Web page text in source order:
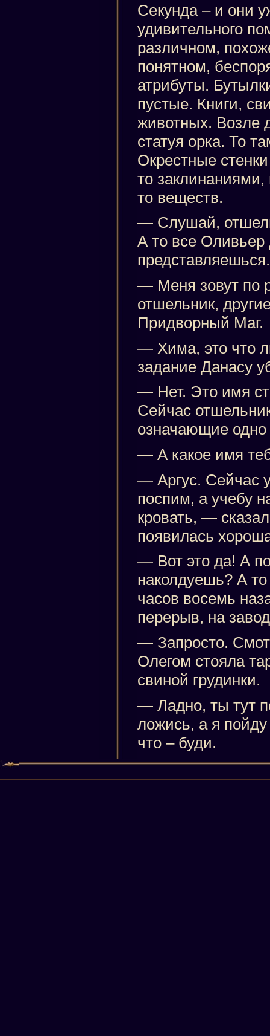
Секунда – и они
удивительного
различном,
понятном,
атрибуты.
пустые. Книги,
животных. Возле
статуя орка. То
Окрестные
то
то веществ.
— Слушай,
А то все
представляешься.
— Меня зовут по
отшельник,
Придворный Маг.
— Хима, это что
задание Данасу
— Нет. Это имя
Сейчас
означающие одно
— А какое имя
— Аргус. Сейчас
поспим, а учебу
кровать, —
появилась
— Вот это да! А
наколдуешь? А
часов восемь
перерыв, на
— Запросто.
Олегом стояла
свиной грудинки.
— Ладно, ты тут
ложись, а я
что – буди.